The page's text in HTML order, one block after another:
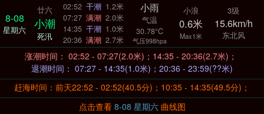
8-08
星期六
廿六
小潮
死汛
02:52 干潮 1.2米
07:27 满潮 2.0米
14:35 干潮 1.0米
20:36 满潮 2.7米
小雨
气温
30.78°C
气压998hpa
小浪
0.6米
Max1米
3级
15.6km/h
东北风
涨潮时间： 02:52 - 07:27(2.0米)；14:35 - 20:36(2.7米)；
退潮时间： 07:27 - 14:35(1.0米)；20:36 - 23:59(??米)
赶海时间：前天22:52 - 02:52(40.5分)；10:35 - 14:35(49.5分)；
点击查看
8-08 星期六 曲线图